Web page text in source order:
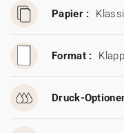
Papier :
Format :
Druck-